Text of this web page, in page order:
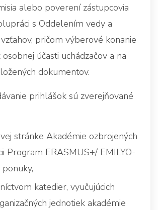
alebo poverení zástupcovia
s Oddelením vedy a
pričom výberové konanie
účasti uchádzačov a na
dokumentov.
prihlášok sú zverejňované
stránke Akadémie ozbrojených
Program ERASMUS+/ EMILYO-
katedier, vyučujúcich
jednotiek akadémie